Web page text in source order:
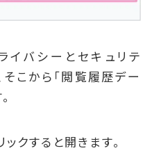
イバシーとセキュリテ
こから「閲覧履歴デー
クすると開きます。